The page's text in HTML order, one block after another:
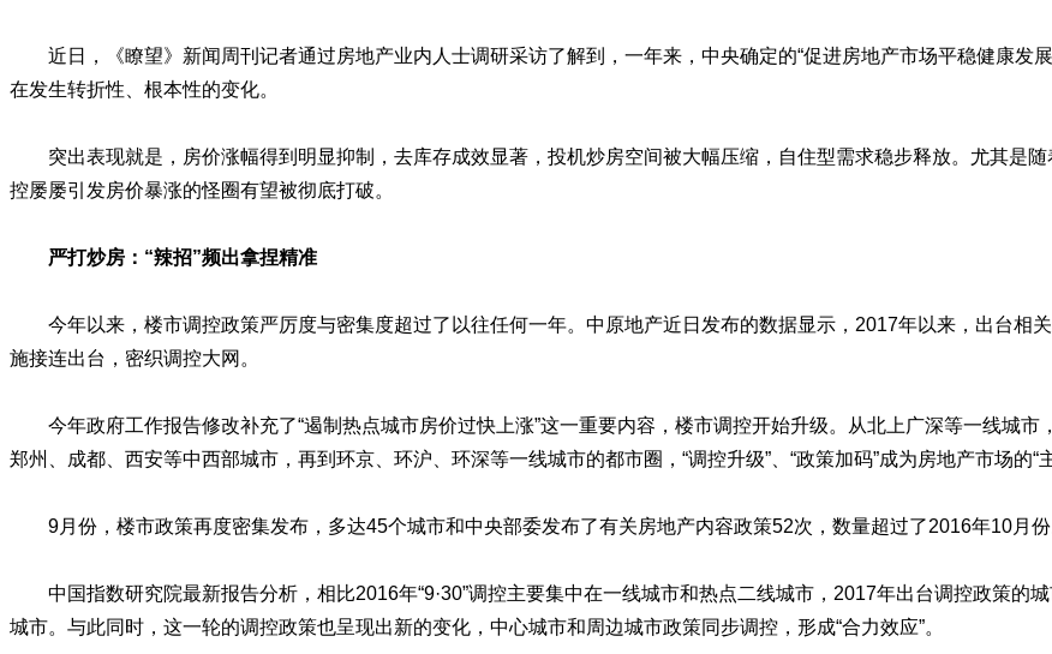
近日，《瞭望》新闻周刊记者通过房地产业内人士调研采访了解到，一年来，中央确定的“促进房地产市场平稳健康发
在发生转折性、根本性的变化。
突出表现就是，房价涨幅得到明显抑制，去库存成效显著，投机炒房空间被大幅压缩，自住型需求稳步释放。尤其是
控屡屡引发房价暴涨的怪圈有望被彻底打破。
严打炒房：“辣招”频出拿捏精准
今年以来，楼市调控政策严厉度与密集度超过了以往任何一年。中原地产近日发布的数据显示，2017年以来，出台相
施接连出台，密织调控大网。
今年政府工作报告修改补充了“遏制热点城市房价过快上涨”这一重要内容，楼市调控开始升级。从北上广深等一线城
郑州、成都、西安等中西部城市，再到环京、环沪、环深等一线城市的都市圈，“调控升级”、“政策加码”成为房地产市场的“主
9月份，楼市政策再度密集发布，多达45个城市和中央部委发布了有关房地产内容政策52次，数量超过了2016年10月份
中国指数研究院最新报告分析，相比2016年“9·30”调控主要集中在一线城市和热点二线城市，2017年出台调控政策的
城市。与此同时，这一轮的调控政策也呈现出新的变化，中心城市和周边城市政策同步调控，形成“合力效应”。